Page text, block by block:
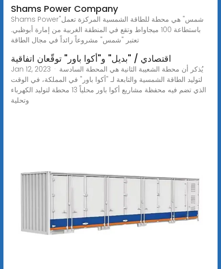
Shams Power Company
Shams Power"شمس" هي محطة للطاقة الشمسية المركزة تعمل
باستطاعة 100 ميجاواط وتقع في المنطقة الغربية من إمارة أبوظبي.
تعتبر "شمس" مشروعاً رائداً في مجال الطاقة
اقتصادي / "بديل" و"أكوا باور" توقّعان اتفاقية
Jan 12, 2023 · يُذكر أن محطة الشعيبة الثانية هي المحطة السادسة
لتوليد الطاقة الشمسية والتابعة لـ "أكوا باور" في المملكة، في الوقت
الذي تضم فيه محفظة مشاريع أكوا باور محلياً 13 محطة لتوليد الكهرباء
وتحلية